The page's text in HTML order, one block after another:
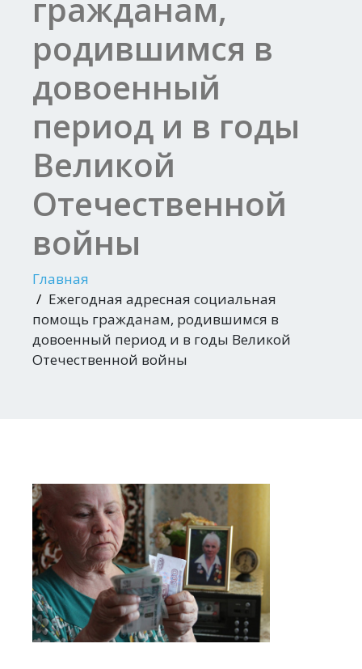
гражданам,
родившимся в
довоенный
период и в годы
Великой
Отечественной
войны
Главная
Ежегодная адресная социальная
помощь гражданам, родившимся в
довоенный период и в годы Великой
Отечественной войны